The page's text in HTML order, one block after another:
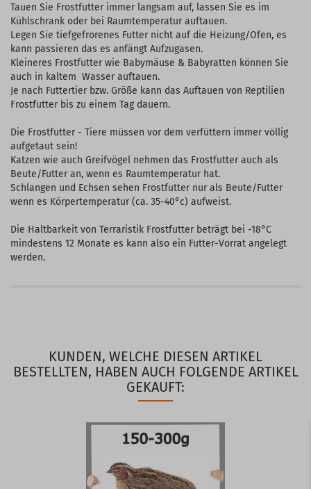
Tauen Sie Frostfutter immer langsam auf, lassen Sie es im
Kühlschrank oder bei Raumtemperatur auftauen.
Legen Sie tiefgefrorenes Futter nicht auf die Heizung/Ofen, es
kann passieren das es anfängt Aufzugasen.
Kleineres Frostfutter wie Babymäuse & Babyratten können Sie
auch in kaltem Wasser auftauen.
Je nach Futtertier bzw. Größe kann das Auftauen von Reptilien
Frostfutter bis zu einem Tag dauern.
Die Frostfutter - Tiere müssen vor dem verfüttern immer völlig
aufgetaut sein!
Katzen wie auch Greifvögel nehmen das Frostfutter auch als
Beute/Futter an, wenn es Raumtemperatur hat.
Schlangen und Echsen sehen Frostfutter nur als Beute/Futter
wenn es Körpertemperatur (ca. 35-40°c) aufweist.
Die Haltbarkeit von Terraristik Frostfutter beträgt bei -18°C
mindestens 12 Monate es kann also ein Futter-Vorrat angelegt
werden.
KUNDEN, WELCHE DIESEN ARTIKEL
BESTELLTEN, HABEN AUCH FOLGENDE ARTIKEL
GEKAUFT: